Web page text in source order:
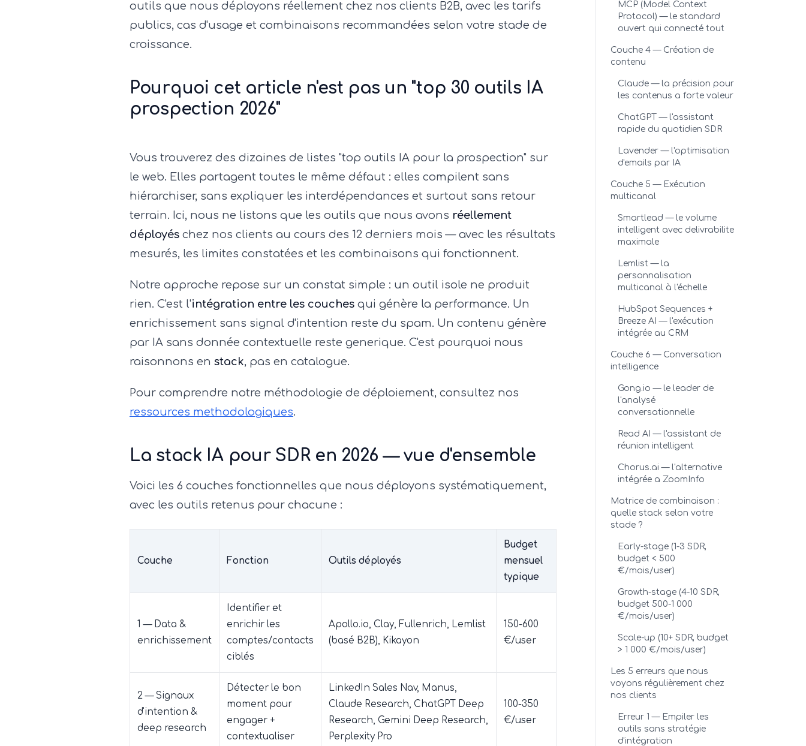
outils que nous déployons réellement chez nos clients B2B, avec les tarifs
publics, cas d'usage et combinaisons recommandées selon votre stade de
croissance.
Pourquoi cet article n'est pas un "top 30 outils IA
prospection 2026"
Vous trouverez des dizaines de listes "top outils IA pour la prospection" sur
le web. Elles partagent toutes le même défaut : elles compilent sans
hiérarchiser, sans expliquer les interdépendances et surtout sans retour
terrain. Ici, nous ne listons que les outils que nous avons réellement
déployés chez nos clients au cours des 12 derniers mois — avec les résultats
mesurés, les limites constatées et les combinaisons qui fonctionnent.
Notre approche repose sur un constat simple : un outil isole ne produit
rien. C'est l'intégration entre les couches qui génère la performance. Un
enrichissement sans signal d'intention reste du spam. Un contenu génère
par IA sans donnée contextuelle reste generique. C'est pourquoi nous
raisonnons en stack, pas en catalogue.
Pour comprendre notre méthodologie de déploiement, consultez nos
ressources methodologiques.
La stack IA pour SDR en 2026 — vue d'ensemble
Voici les 6 couches fonctionnelles que nous déployons systématiquement,
avec les outils retenus pour chacune :
Couche Fonction Outils déployés
Budget
mensuel
typique
1 — Data &
enrichissement
Identifier et
enrichir les
comptes/contacts
ciblés
Apollo.io, Clay, Fullenrich, Lemlist
(basé B2B), Kikayon
150-600
€/user
2 — Signaux
d'intention &
deep research
Détecter le bon
moment pour
engager +
contextualiser
LinkedIn Sales Nav, Manus,
Claude Research, ChatGPT Deep
Research, Gemini Deep Research,
Perplexity Pro
100-350
€/user
MCP (Model Context
Protocol) — le standard
ouvert qui connecté tout
Couche 4 — Création de
contenu
Claude — la précision pour
les contenus a forte valeur
ChatGPT — l'assistant
rapide du quotidien SDR
Lavender — l'optimisation
d'emails par IA
Couche 5 — Exécution
multicanal
Smartlead — le volume
intelligent avec delivrabilite
maximale
Lemlist — la
personnalisation
multicanal à l'échelle
HubSpot Sequences +
Breeze AI — l'exécution
intégrée au CRM
Couche 6 — Conversation
intelligence
Gong.io — le leader de
l'analysé
conversationnelle
Read AI — l'assistant de
réunion intelligent
Chorus.ai — l'alternative
intégrée a ZoomInfo
Matrice de combinaison :
quelle stack selon votre
stade ?
Early-stage (1-3 SDR,
budget < 500
€/mois/user)
Growth-stage (4-10 SDR,
budget 500-1 000
€/mois/user)
Scale-up (10+ SDR, budget
> 1 000 €/mois/user)
Les 5 erreurs que nous
voyons régulièrement chez
nos clients
Erreur 1 — Empiler les
outils sans stratégie
d'intégration